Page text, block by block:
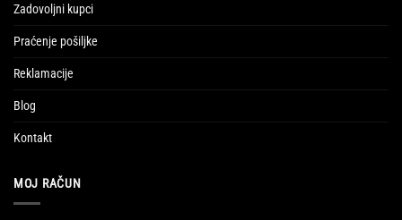
Zadovoljni kupci
Praćenje pošiljke
Reklamacije
Blog
Kontakt
MOJ RAČUN